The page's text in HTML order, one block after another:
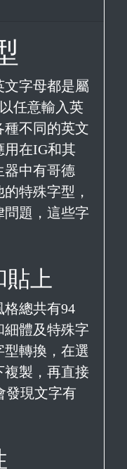
文字母都是屬
任意輸入英
種不同的英文
用在IG和其
器中有哥德
特殊字型，
問題，這些字
貼上
總共有94
細體及特殊字
轉換，在選
複製，再直接
發現文字有